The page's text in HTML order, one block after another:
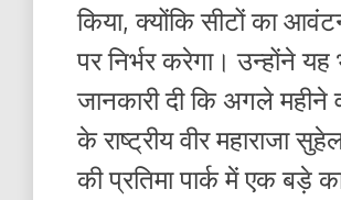
किया, क्योंकि सीटों का
पर निर्भर करेगा। उन्होंने यह
जानकारी दी कि अगले महीने
के राष्ट्रीय वीर महाराजा
की प्रतिमा पार्क में एक बड़े